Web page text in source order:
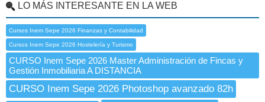
LO MÁS INTERESANTE EN LA WEB
Cursos Inem Sepe 2026 Finanzas y Contabilidad
Cursos Inem Sepe 2026 Hostelería y Turismo
CURSO Inem Sepe 2026 Master Administración de Fincas y
Gestión Inmobiliaria A DISTANCIA
CURSO Inem Sepe 2026 Photoshop avanzado 82h